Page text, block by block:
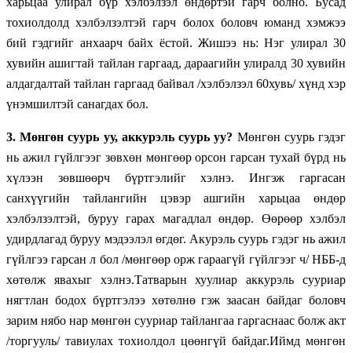
тохиолдолд хэлбэлзэлтэй гарч болох боловч юманд хэмжээ
бий гэдгийг анхаарч байх ёстой. Жишээ нь: Нэг улирал 30
хувийн ашигтай тайлан гаргаад, дараагийн улиралд 30 хувийн
алдагдалтай тайлан гаргаад байвал /хэлбэлзэл 60хувь/ хүнд хэр
үнэмшилтэй санагдах бол.
3. Мөнгөн суурь уу, аккурэль суурь уу? Мөнгөн суурь гэдэг
нь ажил гүйлгээг зөвхөн мөнгөөр орсон гарсан тухай бүрд нь
хүлээн зөвшөөрч бүртгэлийг хэлнэ. Ингэж гаргасан
санхүүгийн тайлангийн цэвэр ашгийн харьцаа өндөр
хэлбэлзэлтэй, буруу гарах магадлал өндөр. Өөрөөр хэлбэл
удирдлагад буруу мэдээлэл өгдөг. Акурэль суурь гэдэг нь ажил
гүйлгээ гарсан л бол /мөнгөөр орж гараагүй гүйлгээг ч/ НББ-д
хөтөлж явахыг хэлнэ.Татварын хуулиар аккурэль сууриар
нягтлан бодох бүртгэлээ хөтөлнө гэж заасан байдаг боловч
зарим нябо нар мөнгөн сууриар тайлангаа гаргаснаас болж акт
/торгууль/ тавиулах тохиолдол цөөнгүй байдаг.Иймд мөнгөн